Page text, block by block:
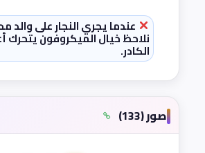
عندما يجري النجار على والد
نلاحظ خيال الميكروفون يتحرك
الكادر.
صور (133)